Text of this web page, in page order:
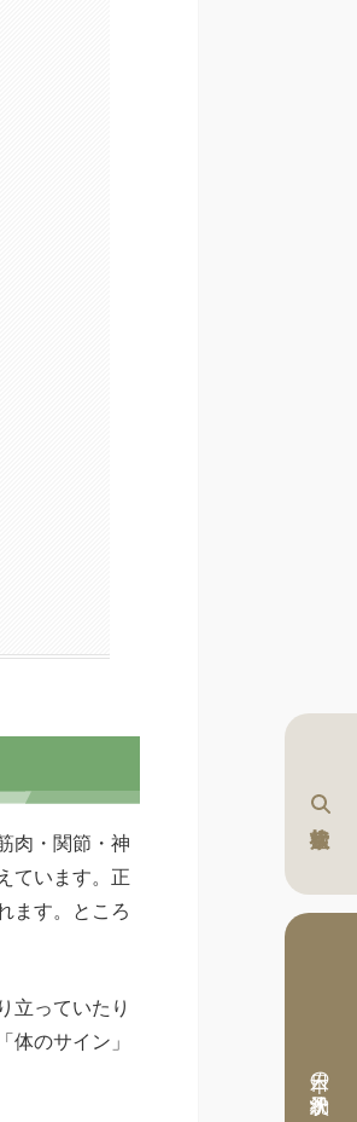
本日の予約状況
肉・関節・神
ています。正
ます。ところ
立っていたり
のサイン」